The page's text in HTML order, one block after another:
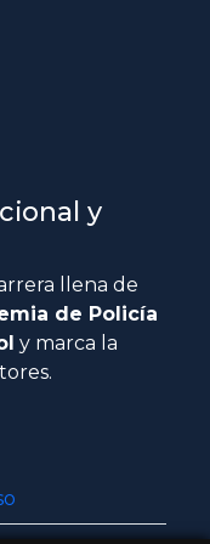
y
llena de
de Policía
y marca la